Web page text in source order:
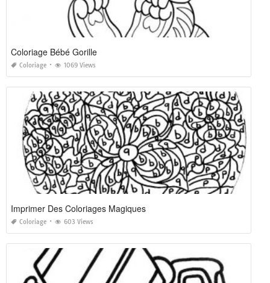
Coloriage Bébé Gorille
Coloriage 1069 Views
Imprimer Des Coloriages Magiques
Coloriage 603 Views